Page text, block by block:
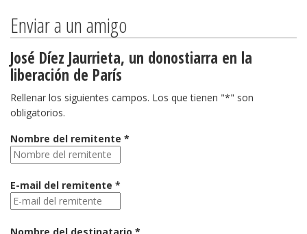
Enviar a un amigo
José Díez Jaurrieta, un donostiarra en la
liberación de París
Rellenar los siguientes campos. Los que tienen "*" son
obligatorios.
Nombre del remitente *
E-mail del remitente *